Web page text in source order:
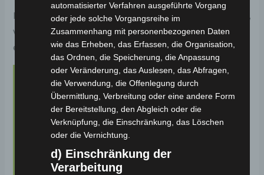
Entscheiden Sie sich für den Volta VS1 und erleben Sie,
wie Ihre urbane Mobilität neu definiert wird –
effizient, umweltfreundlich und stilvoll.
automatisierter Verfahren ausgeführte Vorgang
oder jede solche Vorgangsreihe im
Zusammenhang mit personenbezogenen Daten
wie das Erheben, das Erfassen, die Organisation,
das Ordnen, die Speicherung, die Anpassung
oder Veränderung, das Auslesen, das Abfragen,
die Verwendung, die Offenlegung durch
Übermittlung, Verbreitung oder eine andere Form
der Bereitstellung, den Abgleich oder die
Verknüpfung, die Einschränkung, das Löschen
oder die Vernichtung.
d) Einschränkung der
Verarbeitung